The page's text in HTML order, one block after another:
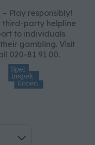
Play responsibly!
third-party helpline
to individuals
gambling. Visit
020-81 91 00.